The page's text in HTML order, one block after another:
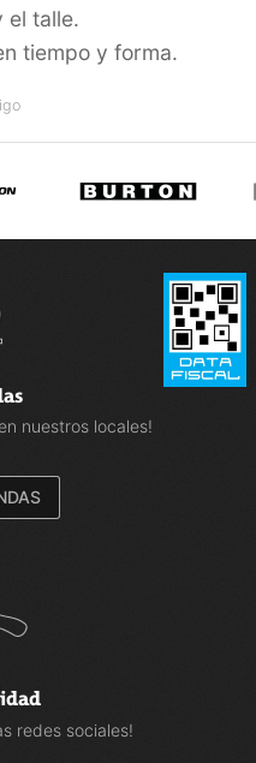
el talle.
tiempo y forma.
nuestros locales!
redes sociales!